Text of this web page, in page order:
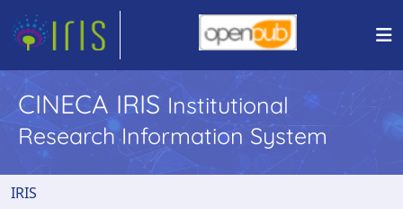
CINECA IRIS Institutional
Research Information System
IRIS